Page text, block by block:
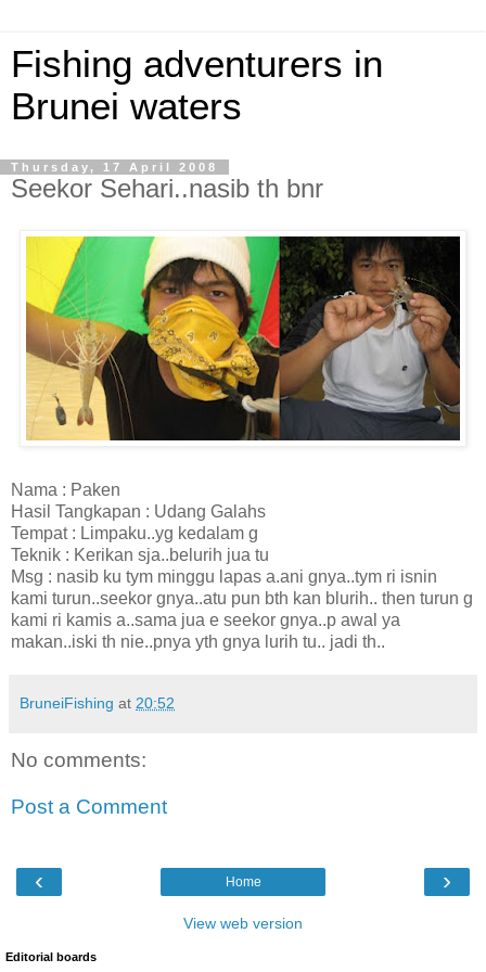
Fishing adventurers in
Brunei waters
Thursday, 17 April 2008
Seekor Sehari..nasib th bnr
Nama : Paken
Hasil Tangkapan : Udang Galahs
Tempat : Limpaku..yg kedalam g
Teknik : Kerikan sja..belurih jua tu
Msg : nasib ku tym minggu lapas a.ani gnya..tym ri isnin
kami turun..seekor gnya..atu pun bth kan blurih.. then turun g
kami ri kamis a..sama jua e seekor gnya..p awal ya
makan..iski th nie..pnya yth gnya lurih tu.. jadi th..
BruneiFishing at 20:52
No comments:
Post a Comment
‹ ›
Home
View web version
Editorial boards